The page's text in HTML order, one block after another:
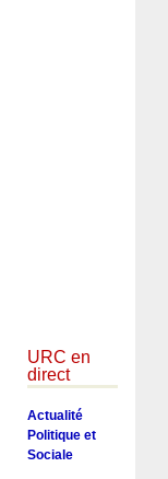
URC en
direct
Actualité
Politique et
Sociale